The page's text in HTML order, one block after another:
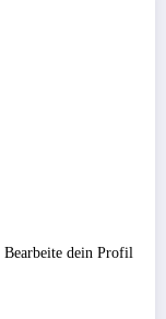
Bearbeite dein Profil